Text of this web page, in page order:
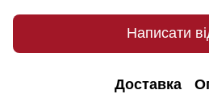
Написати
Доставка